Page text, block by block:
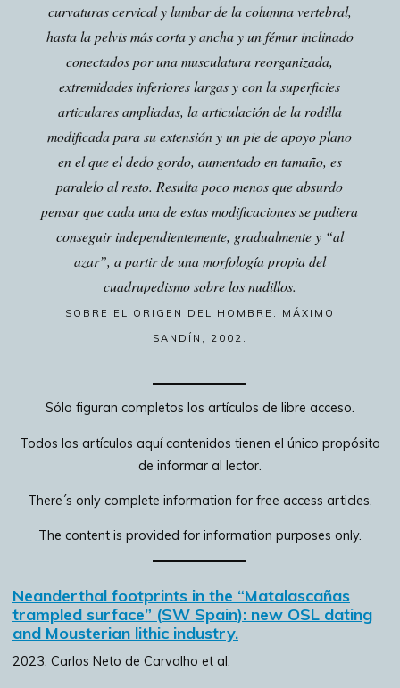
curvaturas cervical y lumbar de la columna vertebral,
hasta la pelvis más corta y ancha y un fémur inclinado
conectados por una musculatura reorganizada,
extremidades inferiores largas y con la superficies
articulares ampliadas, la articulación de la rodilla
modificada para su extensión y un pie de apoyo plano
en el que el dedo gordo, aumentado en tamaño, es
paralelo al resto. Resulta poco menos que absurdo
pensar que cada una de estas modificaciones se pudiera
conseguir independientemente, gradualmente y “al
azar”, a partir de una morfología propia del
cuadrupedismo sobre los nudillos.
SOBRE EL ORIGEN DEL HOMBRE. MÁXIMO
SANDÍN, 2002.
Sólo figuran completos los artículos de libre acceso.
Todos los artículos aquí contenidos tienen el único propósito
de informar al lector.
There´s only complete information for free access articles.
The content is provided for information purposes only.
Neanderthal footprints in the “Matalascañas
trampled surface” (SW Spain): new OSL dating
and Mousterian lithic industry.
2023, Carlos Neto de Carvalho et al.